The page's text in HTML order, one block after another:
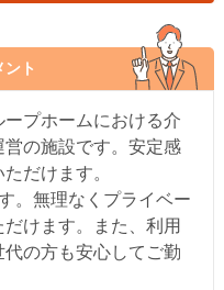
ト
プホームにおける介
の施設です。安定感
だけます。
。無理なくプライベー
けます。また、利用
の方も安心してご勤